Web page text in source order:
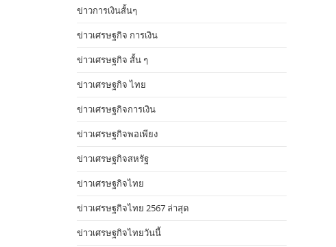
ข่าวการเงินสั้นๆ
ข่าวเศรษฐกิจ การเงิน
ข่าวเศรษฐกิจ สั้น ๆ
ข่าวเศรษฐกิจ ไทย
ข่าวเศรษฐกิจการเงิน
ข่าวเศรษฐกิจพอเพียง
ข่าวเศรษฐกิจสหรัฐ
ข่าวเศรษฐกิจไทย
ข่าวเศรษฐกิจไทย 2567 ล่าสุด
ข่าวเศรษฐกิจไทยวันนี้